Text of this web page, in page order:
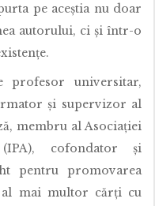
pe aceștia nu doar
autorului, ci și într-o
profesor universitar,
și supervizor al
membru al Asociației
(IPA), cofondator și
pentru promovarea
al mai multor cărți cu